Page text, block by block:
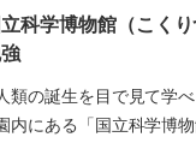
立科学博物館（こく
の誕生を目で見て学
内にある「国立科学博